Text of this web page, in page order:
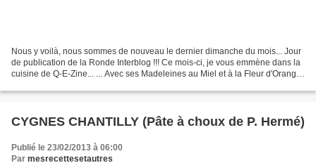
Nous y voilà, nous sommes de nouveau le dernier dimanche du mois... Jour
de publication de la Ronde Interblog !!! Ce mois-ci, je vous emmène dans la
cuisine de Q-E-Zine... ... Avec ses Madeleines au Miel et à la Fleur d'Oranger
CYGNES CHANTILLY (Pâte à choux de P. Hermé)
Publié le 23/02/2013 à 06:00
Par mesrecettesetautres